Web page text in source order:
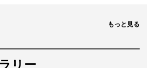
もっと見る
リー